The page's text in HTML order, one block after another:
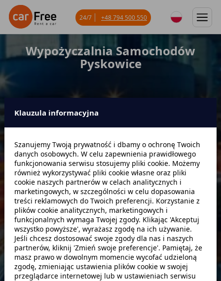
Wypożyczalnia Samochodów
Pyskowice
Data odbioru Godzina
Data zwrotu Godzina
Szukaj
zwróć w innym miejscu
24/7 +48 794 500 550
Klauzula informacyjna
Szanujemy Twoją prywatność i dbamy o ochronę Twoich
danych osobowych. W celu zapewnienia prawidłowego
funkcjonowania serwisu stosujemy pliki cookie. Możemy
również wykorzystywać pliki cookie własne oraz pliki
cookie naszych partnerów w celach analitycznych i
marketingowych, w szczególności w celu dopasowania
treści reklamowych do Twoich preferencji. Korzystanie z
plików cookie analitycznych, marketingowych i
funkcjonalnych wymaga Twojej zgody. Klikając 'Akceptuj
wszystko powyższe', wyrażasz zgodę na ich używanie.
Jeśli chcesz dostosować swoje zgody dla nas i naszych
partnerów, kliknij 'Zmień swoje preferencje'. Pamiętaj, że
masz prawo w dowolnym momencie wycofać udzieloną
zgodę, zmieniając ustawienia plików cookie w swojej
przeglądarce internetowej lub w ustawieniach serwisu